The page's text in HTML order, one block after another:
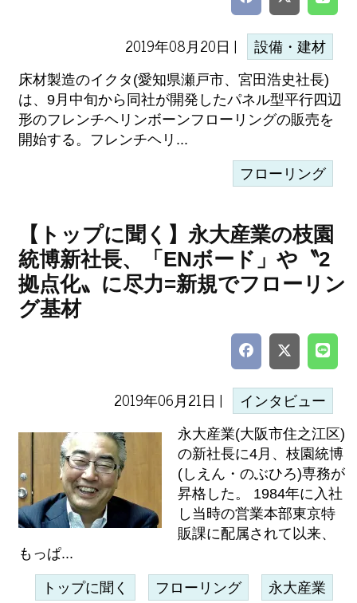
2019年08月20日 | 設備・建材
床材製造のイクタ(愛知県瀬戸市、宮田浩史社長)
は、9月中旬から同社が開発したパネル型平行四辺
形のフレンチヘリンボーンフローリングの販売を
開始する。フレンチヘリ...
フローリング
【トップに聞く】永大産業の枝園
統博新社長、「ENボード」や〝2
拠点化〟に尽力=新規でフローリン
グ基材
2019年06月21日 | インタビュー
永大産業(大阪市住之江区)
の新社長に4月、枝園統博
(しえん・のぶひろ)専務が
昇格した。 1984年に入社
し当時の営業本部東京特
販課に配属されて以来、
もっぱ...
トップに聞く フローリング 永大産業